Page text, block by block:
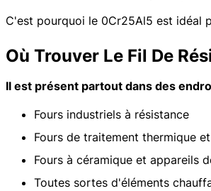
C'est pourquoi le 0Cr25Al5 est idéal
Où Trouver Le Fil De
Il est présent partout dans des
Fours industriels à résistance
Fours de traitement thermique
Fours à céramique et appareils
Toutes sortes d'éléments